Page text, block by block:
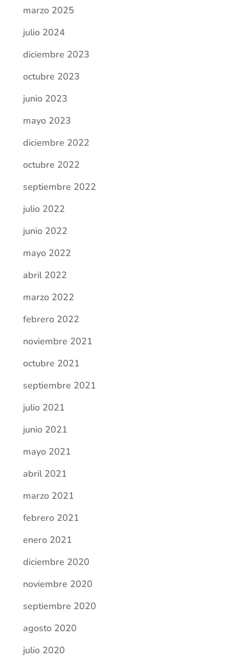
marzo 2025
julio 2024
diciembre 2023
octubre 2023
junio 2023
mayo 2023
diciembre 2022
octubre 2022
septiembre 2022
julio 2022
junio 2022
mayo 2022
abril 2022
marzo 2022
febrero 2022
noviembre 2021
octubre 2021
septiembre 2021
julio 2021
junio 2021
mayo 2021
abril 2021
marzo 2021
febrero 2021
enero 2021
diciembre 2020
noviembre 2020
septiembre 2020
agosto 2020
julio 2020